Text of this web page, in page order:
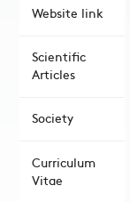
Website link
Scientific
Articles
Society
Curriculum
Vitae